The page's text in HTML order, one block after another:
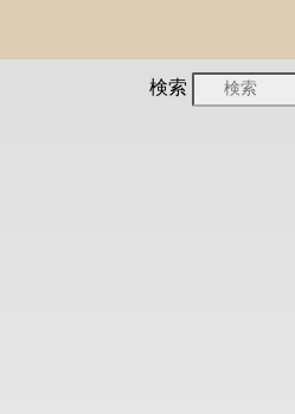
と、被災地支援活動
検索